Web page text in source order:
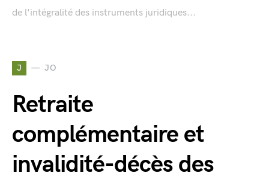
de l'intégralité des instruments juridiques...
J JO
Retraite
complémentaire et
invalidité-décès des